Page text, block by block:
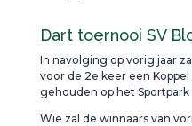
Dart toernooi SV
In navolging op vorig jaar
voor de 2e keer een
gehouden op het
Wie zal de winnaars van